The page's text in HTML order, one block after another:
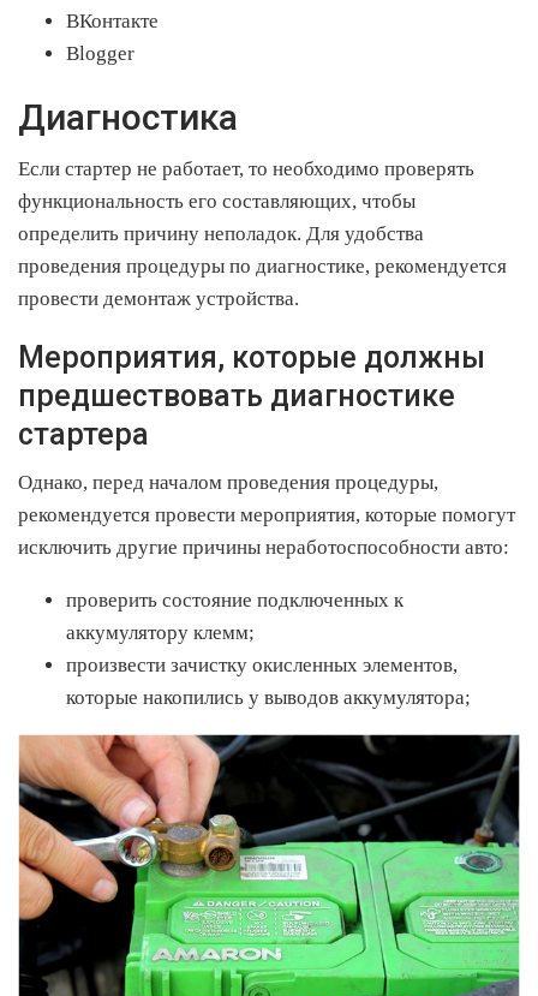
ВКонтакте
Blogger
Диагностика
Если стартер не работает, то необходимо проверять
функциональность его составляющих, чтобы
определить причину неполадок. Для удобства
проведения процедуры по диагностике, рекомендуется
провести демонтаж устройства.
Мероприятия, которые должны
предшествовать диагностике
стартера
Однако, перед началом проведения процедуры,
рекомендуется провести мероприятия, которые помогут
исключить другие причины неработоспособности авто:
проверить состояние подключенных к
аккумулятору клемм;
произвести зачистку окисленных элементов,
которые накопились у выводов аккумулятора;